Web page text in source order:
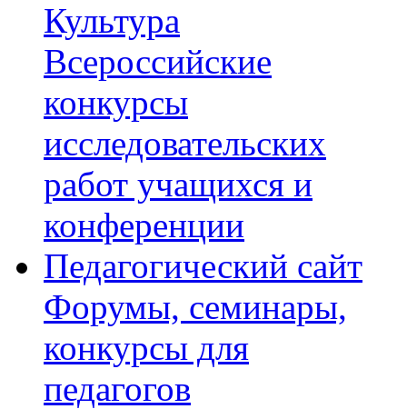
Культура
Всероссийские
конкурсы
исследовательских
работ учащихся и
конференции
Педагогический сайт
Форумы, семинары,
конкурсы для
педагогов